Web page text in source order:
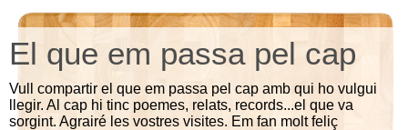
El que em passa pel cap
Vull compartir el que em passa pel cap amb qui ho vulgui
llegir. Al cap hi tinc poemes, relats, records...el que va
sorgint. Agrairé les vostres visites. Em fan molt feliç